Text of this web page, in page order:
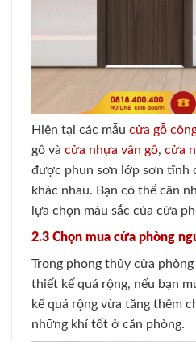
Hiện tại các mẫu cửa gỗ
gỗ và cửa nhựa vân gỗ, cửa
được phun sơn lớp sơn tĩnh
khác nhau. Bạn có thể cân
lựa chọn màu sắc của cửa
2.3 Chọn mua cửa phòng
Trong phong thủy cửa
thiết kế quá rộng, nếu bạn
kế quá rộng vừa tăng thêm
những khí tốt ở căn phòng.